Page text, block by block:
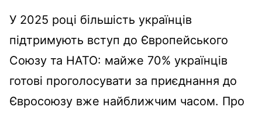
У 2025 році більшість українців
підтримують вступ до Європейського
Союзу та НАТО: майже 70% українців
готові проголосувати за приєднання до
Євросоюзу вже найближчим часом. Про